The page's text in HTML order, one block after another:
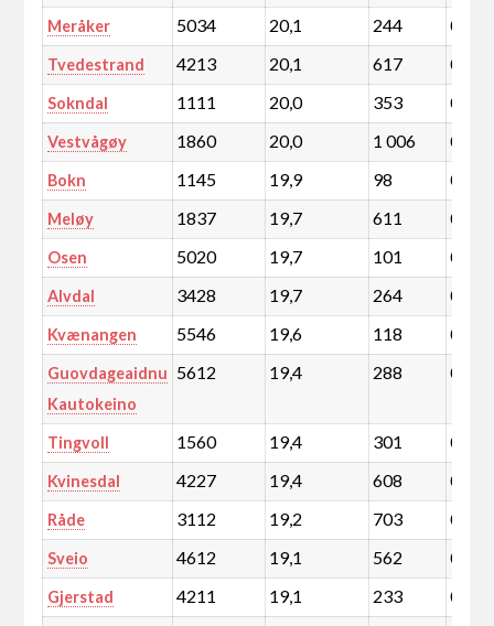
Meråker 5034 20,1 244 0,0
Tvedestrand 4213 20,1 617 0,1
Sokndal 1111 20,0 353 0,1
Vestvågøy 1860 20,0 1 006 0,2
Bokn 1145 19,9 98 0,0
Meløy 1837 19,7 611 0,1
Osen 5020 19,7 101 0,0
Alvdal 3428 19,7 264 0,0
Kvænangen 5546 19,6 118 0,0
Guovdageaidnu
Kautokeino
5612 19,4 288 0,1
Tingvoll 1560 19,4 301 0,1
Kvinesdal 4227 19,4 608 0,1
Råde 3112 19,2 703 0,1
Sveio 4612 19,1 562 0,1
Gjerstad 4211 19,1 233 0,0